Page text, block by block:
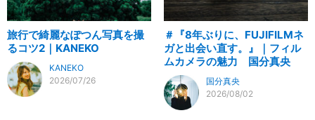
旅行で綺麗なぽつん写真を撮
るコツ2｜KANEKO
KANEKO
2026/07/26
＃『8年ぶりに、FUJIFILMネ
ガと出会い直す。』｜フィル
ムカメラの魅力 国分真央
国分真央
2026/08/02